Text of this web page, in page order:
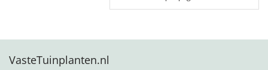
VasteTuinplanten.nl